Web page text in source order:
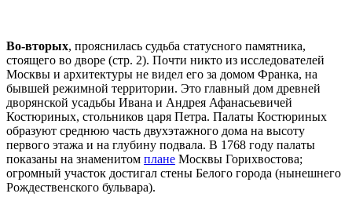
Во-вторых, прояснилась судьба статусного памятника,
стоящего во дворе (стр. 2). Почти никто из исследователей
Москвы и архитектуры не видел его за домом Франка, на
бывшей режимной территории. Это главный дом древней
дворянской усадьбы Ивана и Андрея Афанасьевичей
Костюриных, стольников царя Петра. Палаты Костюриных
образуют среднюю часть двухэтажного дома на высоту
первого этажа и на глубину подвала. В 1768 году палаты
показаны на знаменитом плане Москвы Горихвостова;
огромный участок достигал стены Белого города (нынешнего
Рождественского бульвара).